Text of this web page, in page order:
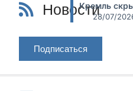
Новости
Кремль
28/07/
Подписаться